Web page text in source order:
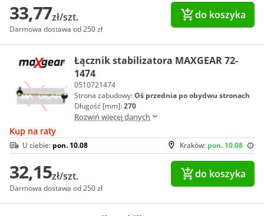
33,77zł/szt.
Darmowa dostawa od 250 zł
do koszyka
Łącznik stabilizatora MAXGEAR 72-
1474
0510721474
Strona zabudowy:Oś przednia po obydwu stronach
Długość [mm]:270
Rozwiń więcej danych
Kup na raty
Kraków: pon. 10.08
U ciebie: pon. 10.08
32,15zł/szt.
Darmowa dostawa od 250 zł
do koszyka